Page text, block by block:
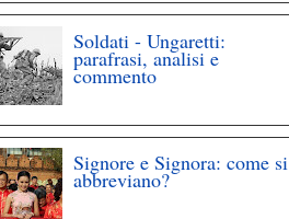
Soldati - Ungaretti:
parafrasi, analisi e
commento
Signore e Signora: come si
abbreviano?